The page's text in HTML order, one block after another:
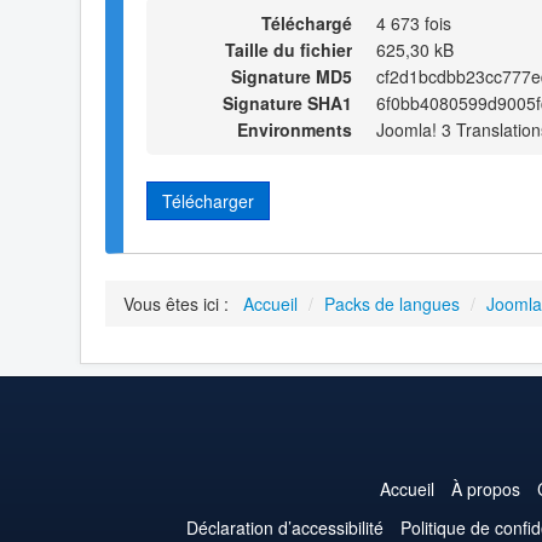
Téléchargé
4 673 fois
Taille du fichier
625,30 kB
Signature MD5
Signature SHA1
Environments
Joomla! 3
Télécharger
Vous êtes ici : Accueil / Packs de langues /
Accueil À propos
Déclaration d’accessibilité
Politique de